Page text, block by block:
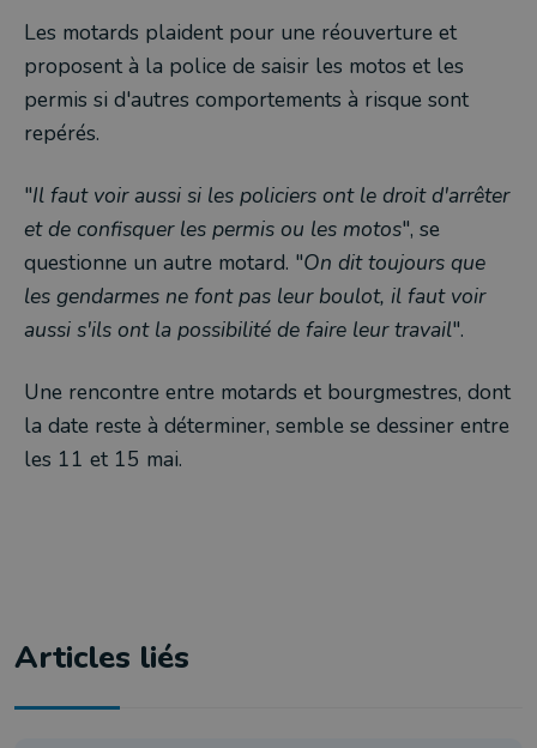
Les motards plaident pour une réouverture et
proposent à la police de saisir les motos et les
permis si d'autres comportements à risque sont
repérés.
"Il faut voir aussi si les policiers ont le droit d'arrêter
et de confisquer les permis ou les motos", se
questionne un autre motard. "On dit toujours que
les gendarmes ne font pas leur boulot, il faut voir
aussi s'ils ont la possibilité de faire leur travail".
Une rencontre entre motards et bourgmestres, dont
la date reste à déterminer, semble se dessiner entre
les 11 et 15 mai.
Articles liés